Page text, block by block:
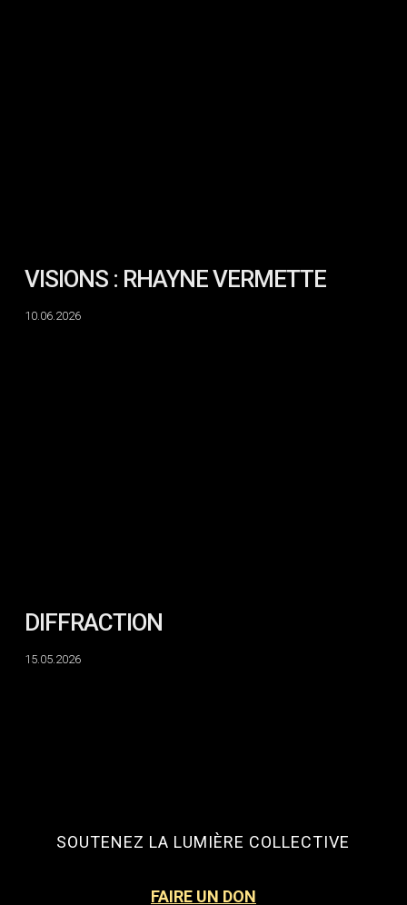
VISIONS : RHAYNE VERMETTE
10.06.2026
DIFFRACTION
15.05.2026
SOUTENEZ LA LUMIÈRE COLLECTIVE
FAIRE UN DON